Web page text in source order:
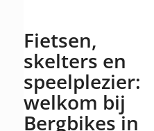
Fietsen,
skelters en
speelplezier:
welkom bij
Bergbikes in